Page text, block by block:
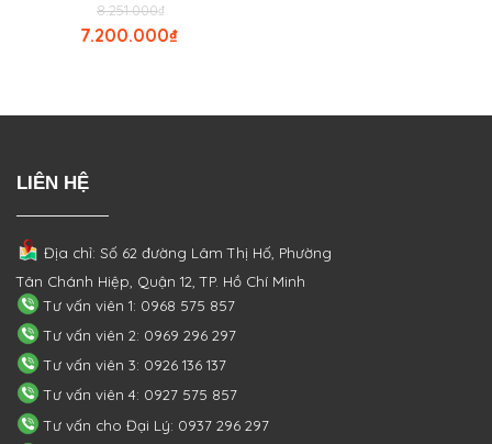
₫
8.251.000
₫
7.200.000
LIÊN HỆ
Địa chỉ: Số 62 đường Lâm Thị Hố, Phường
Tân Chánh Hiệp, Quận 12, TP. Hồ Chí Minh
Tư vấn viên 1: 0968 575 857
Tư vấn viên 2: 0969 296 297
Tư vấn viên 3: 0926 136 137
Tư vấn viên 4: 0927 575 857
Tư vấn cho Đại Lý: 0937 296 297